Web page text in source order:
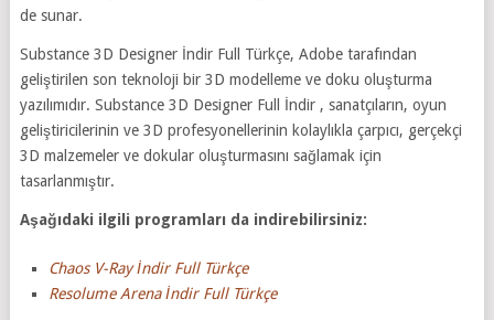
de sunar.
Substance 3D Designer İndir Full Türkçe, Adobe tarafından
geliştirilen son teknoloji bir 3D modelleme ve doku oluşturma
yazılımıdır. Substance 3D Designer Full İndir , sanatçıların, oyun
geliştiricilerinin ve 3D profesyonellerinin kolaylıkla çarpıcı, gerçekçi
3D malzemeler ve dokular oluşturmasını sağlamak için
tasarlanmıştır.
Aşağıdaki ilgili programları da indirebilirsiniz:
Chaos V-Ray İndir Full Türkçe
Resolume Arena İndir Full Türkçe